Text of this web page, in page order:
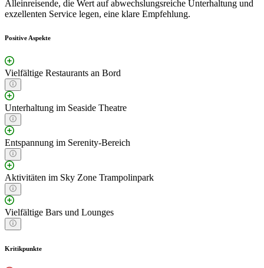
Alleinreisende, die Wert auf abwechslungsreiche Unterhaltung und
exzellenten Service legen, eine klare Empfehlung.
Positive Aspekte
Vielfältige Restaurants an Bord
Unterhaltung im Seaside Theatre
Entspannung im Serenity-Bereich
Aktivitäten im Sky Zone Trampolinpark
Vielfältige Bars und Lounges
Kritikpunkte